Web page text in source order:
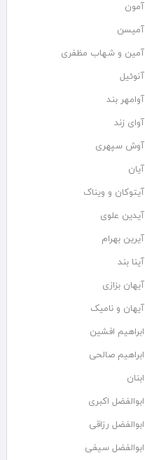
آمون
آمیسن
آمین و شهاب مظفری
آنوئیل
آوامهر بند
آوای زند
آوش سپهری
آیان
آیتوکان و ویناک
آیدین علوی
آیرین بهرام
آینا بند
آیهان بزازی
آیهان و نامیک
ابراهیم افشین
ابراهیم صالحی
ابنان
ابوالفضل اکبری
ابوالفضل رزاقی
ابوالفضل سیفی